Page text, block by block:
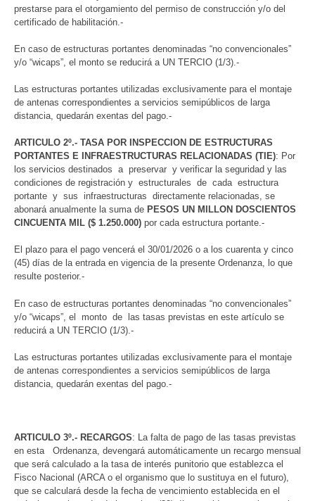
prestarse para el otorgamiento del permiso de construcción y/o del
certificado de habilitación.-
En caso de estructuras portantes denominadas “no convencionales”
y/o “wicaps”, el monto se reducirá a UN TERCIO (1/3).-
Las estructuras portantes utilizadas exclusivamente para el montaje
de antenas correspondientes a servicios semipúblicos de larga
distancia, quedarán exentas del pago.-
ARTICULO 2º.- TASA POR INSPECCION DE ESTRUCTURAS
PORTANTES E INFRAESTRUCTURAS RELACIONADAS (TIE): Por
los servicios destinados a preservar y verificar la seguridad y las
condiciones de registración y estructurales de cada estructura
portante y sus infraestructuras directamente relacionadas, se
abonará anualmente la suma de PESOS UN MILLON DOSCIENTOS
CINCUENTA MIL ($ 1.250.000) por cada estructura portante.-
El plazo para el pago vencerá el 30/01/2026 o a los cuarenta y cinco
(45) días de la entrada en vigencia de la presente Ordenanza, lo que
resulte posterior.-
En caso de estructuras portantes denominadas “no convencionales”
y/o “wicaps”, el monto de las tasas previstas en este artículo se
reducirá a UN TERCIO (1/3).-
Las estructuras portantes utilizadas exclusivamente para el montaje
de antenas correspondientes a servicios semipúblicos de larga
distancia, quedarán exentas del pago.-
ARTICULO 3º.- RECARGOS: La falta de pago de las tasas previstas
en esta Ordenanza, devengará automáticamente un recargo mensual
que será calculado a la tasa de interés punitorio que establezca el
Fisco Nacional (ARCA o el organismo que lo sustituya en el futuro),
que se calculará desde la fecha de vencimiento establecida en el